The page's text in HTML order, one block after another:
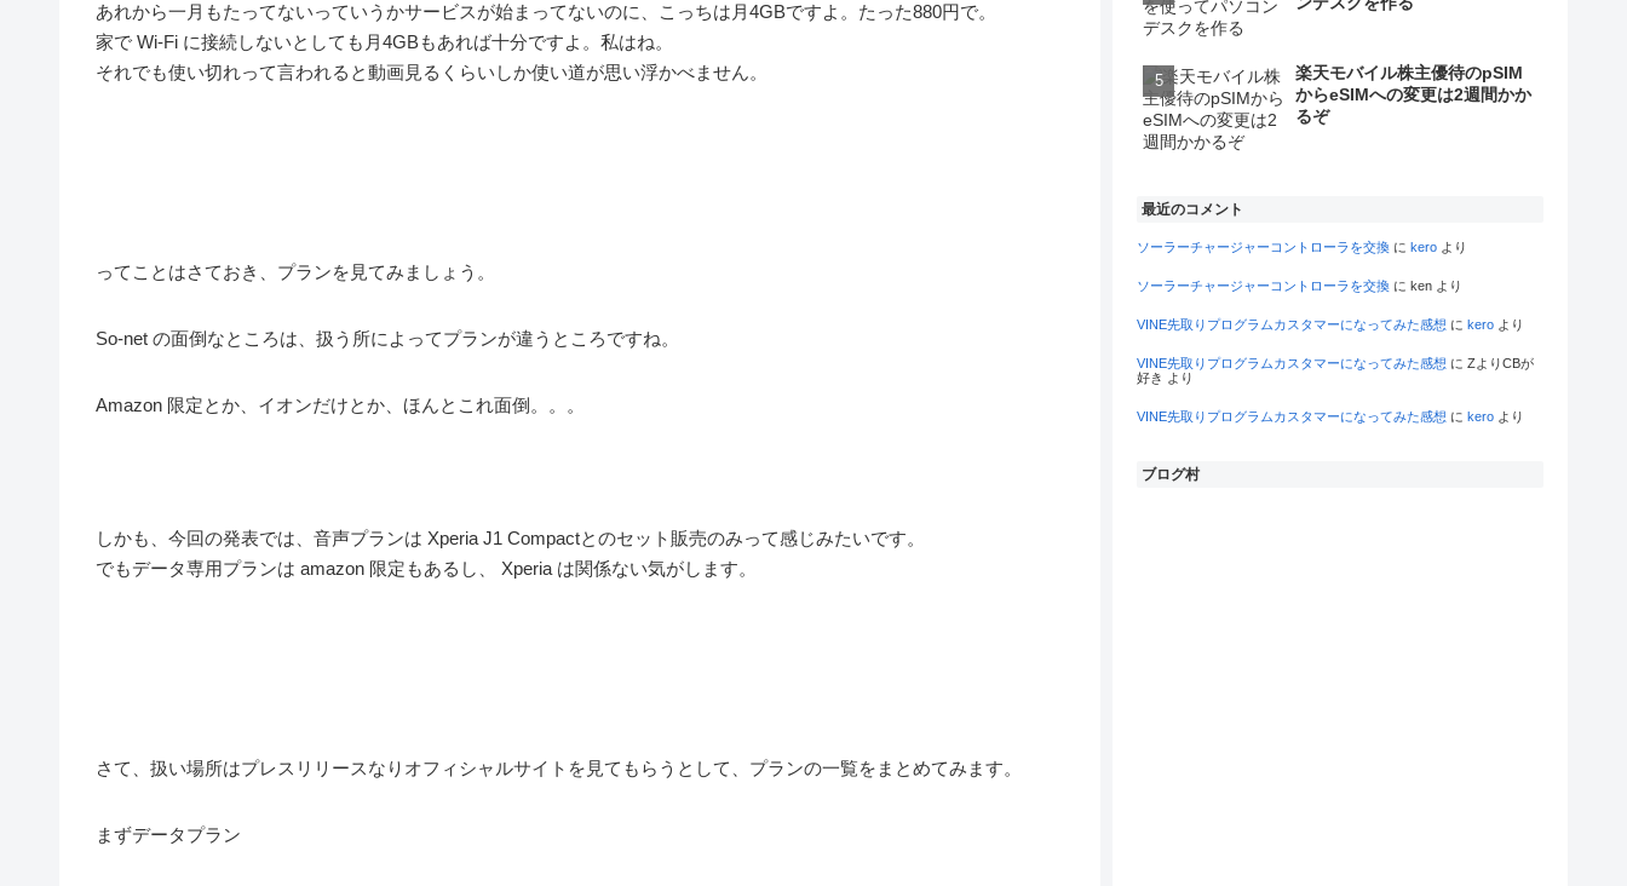
あれから一月もたってないっていうかサービスが始まってないのに、こっちは月4GBですよ。たった880円で。
家で Wi-Fi に接続しないとしても月4GBもあれば十分ですよ。私はね。
それでも使い切れって言われると動画見るくらいしか使い道が思い浮かべません。
ってことはさておき、プランを見てみましょう。
So-net の面倒なところは、扱う所によってプランが違うところですね。
Amazon 限定とか、イオンだけとか、ほんとこれ面倒。。。
しかも、今回の発表では、音声プランは Xperia J1 Compactとのセット販売のみって感じみたいです。
でもデータ専用プランは amazon 限定もあるし、 Xperia は関係ない気がします。
さて、扱い場所はプレスリリースなりオフィシャルサイトを見てもらうとして、プランの一覧をまとめてみます。
まずデータプラン
楽天モバイル株主優待のpSIM
からeSIMへの変更は2週間かか
るぞ
最近のコメント
ソーラーチャージャーコントローラを交換 に kero より
ソーラーチャージャーコントローラを交換 に ken より
VINE先取りプログラムカスタマーになってみた感想 に kero より
VINE先取りプログラムカスタマーになってみた感想 に ZよりCBが
好き より
VINE先取りプログラムカスタマーになってみた感想 に kero より
ブログ村